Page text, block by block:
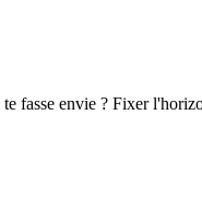
fasse envie ? Fixer